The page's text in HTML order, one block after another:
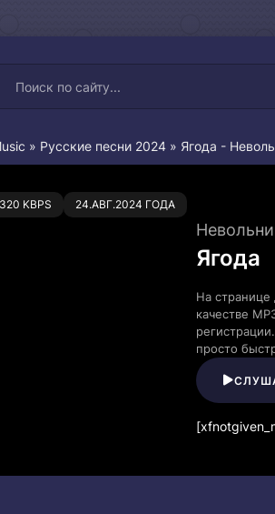
» Русские песни 2024 » Ягода -
320 KBPS 24.АВГ.2024 ГОДА
1 0
Ягода
На странице
качестве
просто